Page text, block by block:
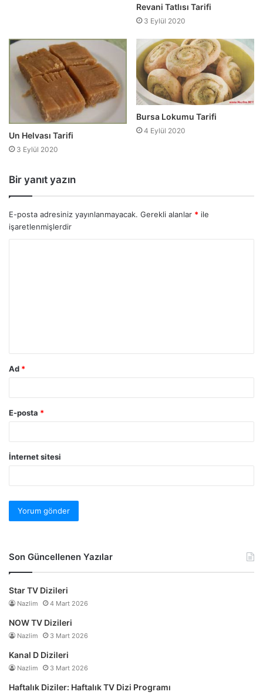
Revani Tatlısı Tarifi
3 Eylül 2020
Un Helvası Tarifi
3 Eylül 2020
Bursa Lokumu Tarifi
4 Eylül 2020
Bir yanıt yazın
E-posta adresiniz yayınlanmayacak. Gerekli alanlar * ile
işaretlenmişlerdir
Ad *
E-posta *
İnternet sitesi
Son Güncellenen Yazılar
Star TV Dizileri
Nazlim 4 Mart 2026
NOW TV Dizileri
Nazlim 3 Mart 2026
Kanal D Dizileri
Nazlim 3 Mart 2026
Haftalık Diziler: Haftalık TV Dizi Programı